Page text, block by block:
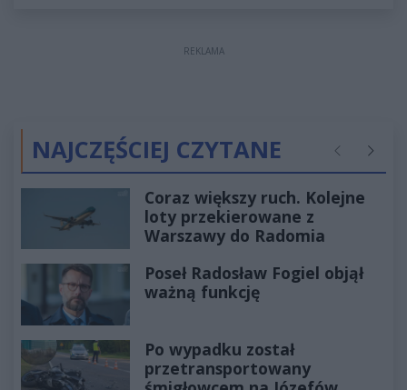
REKLAMA
NAJCZĘŚCIEJ CZYTANE Poprzednie
Coraz większy ruch. Kolejne
loty przekierowane z
Warszawy do Radomia
Poseł Radosław Fogiel objął
ważną funkcję
Po wypadku został
przetransportowany